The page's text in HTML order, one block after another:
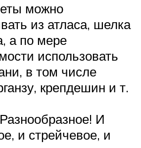
можно
из атласа, шелка
а по мере
использовать
в том числе
крепдешин и т.
И
и стрейчевое, и